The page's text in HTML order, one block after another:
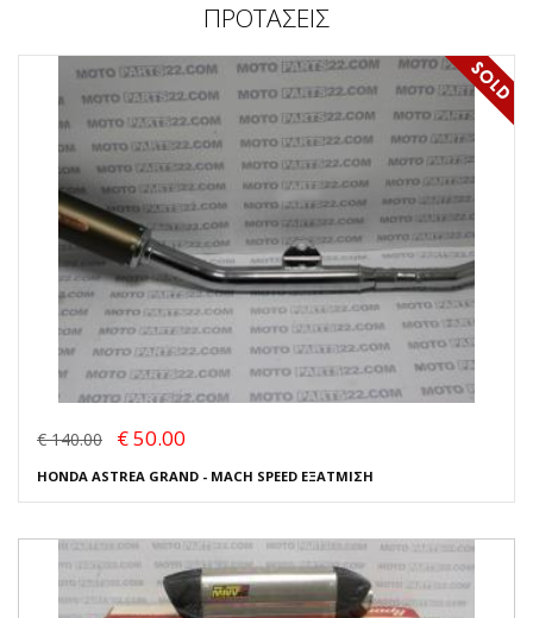
ΠΡΟΤΑΣΕΙΣ
€ 140.00 € 50.00
HONDA ASTREA GRAND - MACH SPEED ΕΞΑΤΜΙΣΗ